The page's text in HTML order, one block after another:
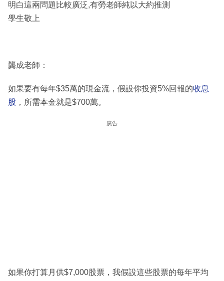
明白這兩問題比較廣泛,有勞老師純以大約推測
學生敬上
龔成老師：
如果要有每年$35萬的現金流，假設你投資5%回報的收息
股 ，所需本金就是$700萬。
廣告
如果你打算月供$7,000股票，我假設這些股票的每年平均